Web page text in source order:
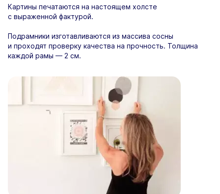
Картины печатаются на настоящем холсте
с выраженной фактурой.
Подрамники изготавливаются из массива сосны
и проходят проверку качества на прочность. Толщина
каждой рамы — 2 см.